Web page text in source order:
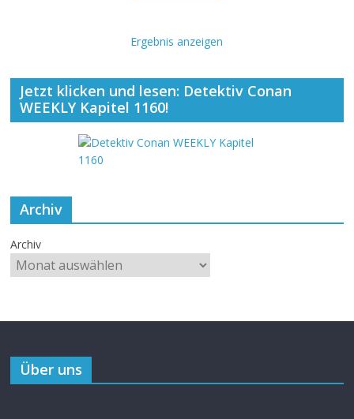
Ergebnis anzeigen
Jetzt klicken und lesen: Detektiv Conan
WEEKLY Kapitel 1160!
Archiv
Archiv
Über uns